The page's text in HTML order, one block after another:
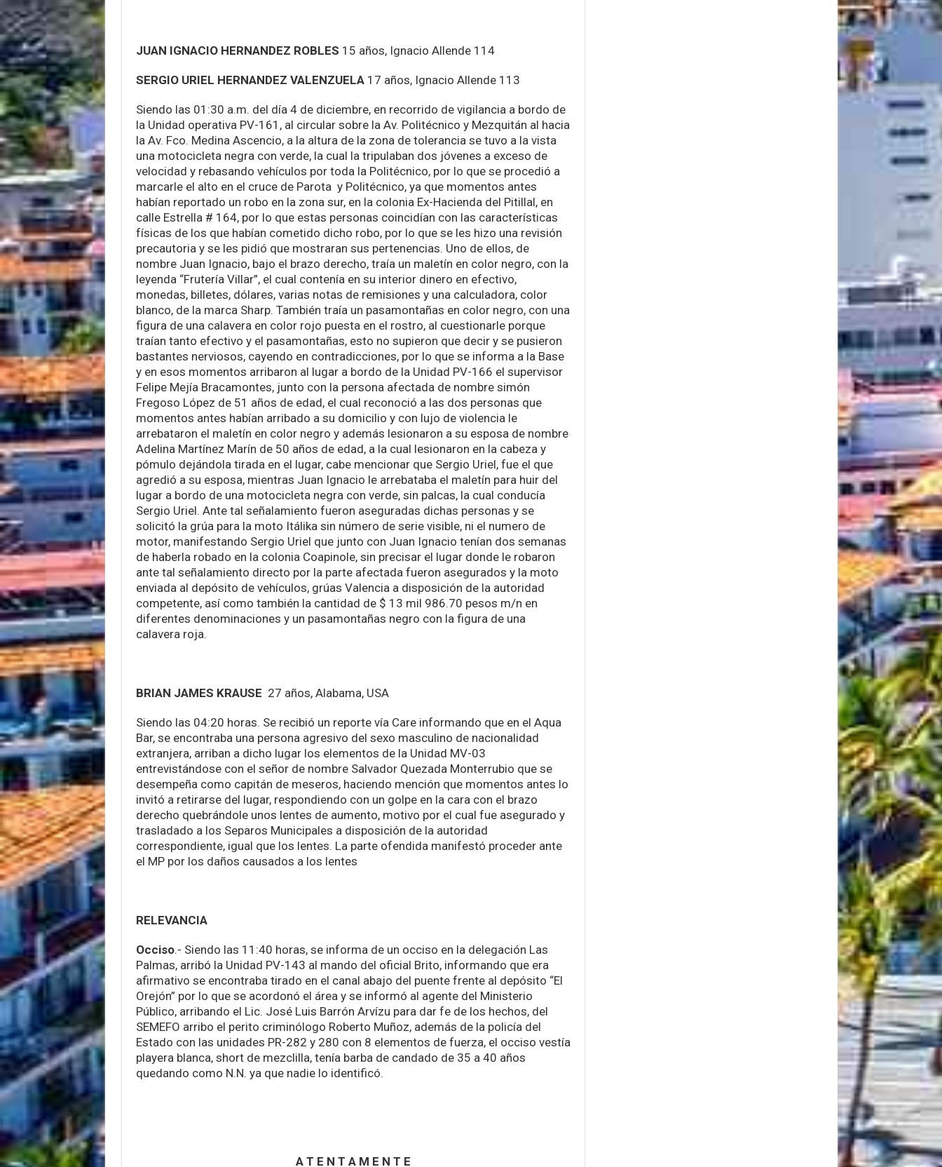
JUAN IGNACIO HERNANDEZ ROBLES 15 años, Ignacio Allende 114
SERGIO URIEL HERNANDEZ VALENZUELA17 años, Ignacio Allende 113
Siendo las 01:30 a.m. del día 4 de diciembre, en recorrido de vigilancia a bordo de
la Unidad operativa PV-161, al circular sobre la Av. Politécnico y Mezquitán al hacia
la Av. Fco. Medina Ascencio, a la altura de la zona de tolerancia se tuvo a la vista
una motocicleta negra con verde, la cual la tripulaban dos jóvenes a exceso de
velocidad y rebasando vehículos por toda la Politécnico, por lo que se procedió a
marcarle el alto en el cruce de Parota y Politécnico, ya que momentos antes
habían reportado un robo en la zona sur, en la colonia Ex-Hacienda del Pitillal, en
calle Estrella # 164, por lo que estas personas coincidían con las características
físicas de los que habían cometido dicho robo, por lo que se les hizo una revisión
precautoria y se les pidió que mostraran sus pertenencias. Uno de ellos, de
nombre Juan Ignacio, bajo el brazo derecho, traía un maletín en color negro, con la
leyenda “Frutería Villar”, el cual contenía en su interior dinero en efectivo,
monedas, billetes, dólares, varias notas de remisiones y una calculadora, color
blanco, de la marca Sharp. También traía un pasamontañas en color negro, con una
figura de una calavera en color rojo puesta en el rostro, al cuestionarle porque
traían tanto efectivo y el pasamontañas, esto no supieron que decir y se pusieron
bastantes nerviosos, cayendo en contradicciones, por lo que se informa a la Base
y en esos momentos arribaron al lugar a bordo de la Unidad PV-166 el supervisor
Felipe Mejía Bracamontes, junto con la persona afectada de nombre simón
Fregoso López de 51 años de edad, el cual reconoció a las dos personas que
momentos antes habían arribado a su domicilio y con lujo de violencia le
arrebataron el maletín en color negro y además lesionaron a su esposa de nombre
Adelina Martínez Marín de 50 años de edad, a la cual lesionaron en la cabeza y
pómulo dejándola tirada en el lugar, cabe mencionar que Sergio Uriel, fue el que
agredió a su esposa, mientras Juan Ignacio le arrebataba el maletín para huir del
lugar a bordo de una motocicleta negra con verde, sin palcas, la cual conducía
Sergio Uriel. Ante tal señalamiento fueron aseguradas dichas personas y se
solicitó la grúa para la moto Itálika sin número de serie visible, ni el numero de
motor, manifestando Sergio Uriel que junto con Juan Ignacio tenían dos semanas
de haberla robado en la colonia Coapinole, sin precisar el lugar donde le robaron
ante tal señalamiento directo por la parte afectada fueron asegurados y la moto
enviada al depósito de vehículos, grúas Valencia a disposición de la autoridad
competente, así como también la cantidad de $ 13 mil 986.70 pesos m/n en
diferentes denominaciones y un pasamontañas negro con la figura de una
calavera roja.
BRIAN JAMES KRAUSE 27 años, Alabama, USA
Siendo las 04:20 horas. Se recibió un reporte vía Care informando que en el Aqua
Bar, se encontraba una persona agresivo del sexo masculino de nacionalidad
extranjera, arriban a dicho lugar los elementos de la Unidad MV-03
entrevistándose con el señor de nombre Salvador Quezada Monterrubio que se
desempeña como capitán de meseros, haciendo mención que momentos antes lo
invitó a retirarse del lugar, respondiendo con un golpe en la cara con el brazo
derecho quebrándole unos lentes de aumento, motivo por el cual fue asegurado y
trasladado a los Separos Municipales a disposición de la autoridad
correspondiente, igual que los lentes. La parte ofendida manifestó proceder ante
el MP por los daños causados a los lentes
RELEVANCIA
Occiso.- Siendo las 11:40 horas, se informa de un occiso en la delegación Las
Palmas, arribó la Unidad PV-143 al mando del oficial Brito, informando que era
afirmativo se encontraba tirado en el canal abajo del puente frente al depósito “El
Orejón” por lo que se acordonó el área y se informó al agente del Ministerio
Público, arribando el Lic. José Luis Barrón Arvízu para dar fe de los hechos, del
SEMEFO arribo el perito criminólogo Roberto Muñoz, además de la policía del
Estado con las unidades PR-282 y 280 con 8 elementos de fuerza, el occiso vestía
playera blanca, short de mezclilla, tenía barba de candado de 35 a 40 años
quedando como N.N. ya que nadie lo identificó.
A T E N T A M E N T E